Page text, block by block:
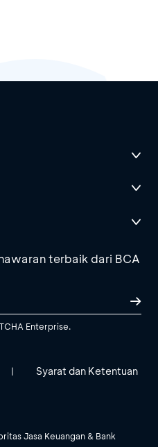
terbaik dari BCA
Enterprise.
| Syarat dan Ketentuan
Jasa Keuangan & Bank